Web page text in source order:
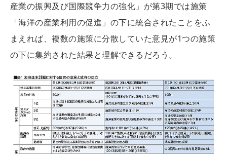
産業の振興及び国際競争力の強化」が第3期では施策
「海洋の産業利用の促進」の下に統合されたことをふ
まえれば、複数の施策に分散していた意見が1つの施策
の下に集約された結果と理解できるだろう。